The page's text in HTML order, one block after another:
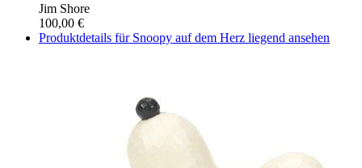
Jim Shore
100,00 €
Produktdetails für Snoopy auf dem Herz liegend ansehen